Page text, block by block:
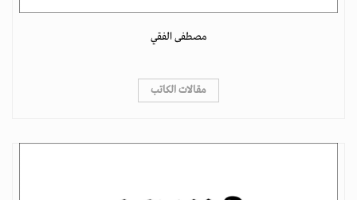
مصطفى الفقي
مقالات الكاتب